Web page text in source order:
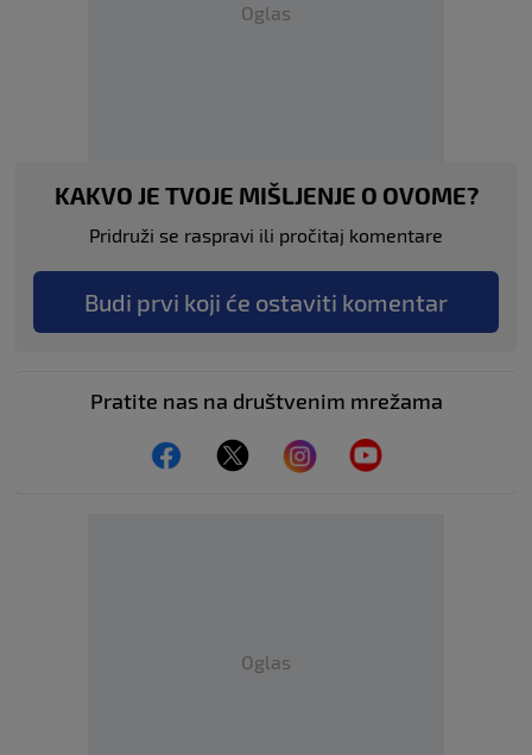
Oglas
KAKVO JE TVOJE MIŠLJENJE O OVOME?
Pridruži se raspravi ili pročitaj komentare
Budi prvi koji će ostaviti komentar
Pratite nas na društvenim mrežama
Oglas